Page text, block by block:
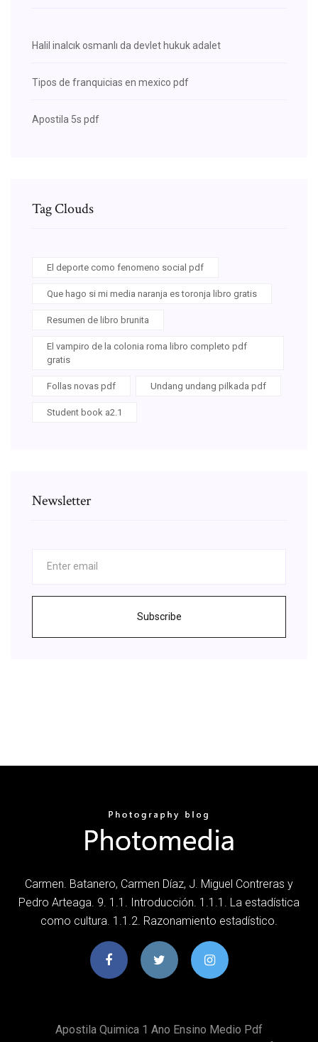
Halil inalcık osmanlı da devlet hukuk adalet
Tipos de franquicias en mexico pdf
Apostila 5s pdf
Tag Clouds
El deporte como fenomeno social pdf
Que hago si mi media naranja es toronja libro gratis
Resumen de libro brunita
El vampiro de la colonia roma libro completo pdf
gratis
Follas novas pdf Undang undang pilkada pdf
Student book a2.1
Newsletter
Subscribe
Carmen. Batanero, Carmen Díaz, J. Miguel Contreras y
Pedro Arteaga. 9. 1.1. Introducción. 1.1.1. La estadística
como cultura. 1.1.2. Razonamiento estadístico.
Apostila Quimica 1 Ano Ensino Medio Pdf